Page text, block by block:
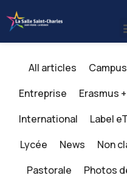
All articles Campus
Entreprise
Erasmus +
International
Label
Lycée
News Non
Pastorale
Photos